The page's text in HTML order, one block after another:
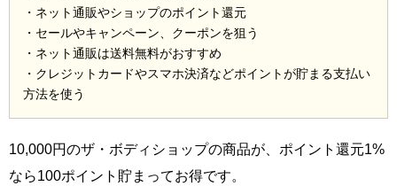
・ネット通販やショップのポイント還元
・セールやキャンペーン、クーポンを狙う
・ネット通販は送料無料がおすすめ
・クレジットカードやスマホ決済などポイントが貯まる支払い
方法を使う
10,000円のザ・ボディショップの商品が、ポイント還元1%
なら100ポイント貯まってお得です。